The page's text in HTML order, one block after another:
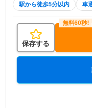
駅から徒歩5分以内 車
保存する